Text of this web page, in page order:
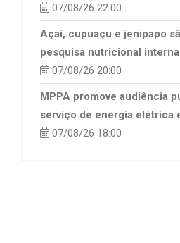
07/08/26 22:00
Açaí, cupuaçu e jenipapo
pesquisa nutricional
07/08/26 20:00
MPPA promove audiência
serviço de energia elétrica
07/08/26 18:00